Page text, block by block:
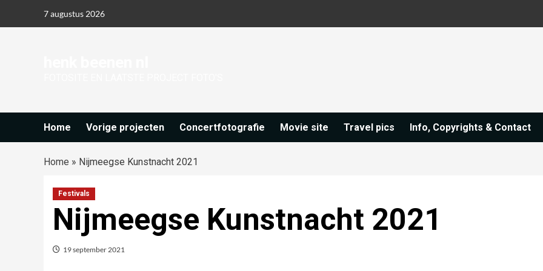
7 augustus 2026
Home Vorige projecten Concertfotografie Movie site Travel pics Info, Copyrights & Contact
Home » Nijmeegse Kunstnacht 2021
Festivals
Nijmeegse Kunstnacht 2021
19 september 2021